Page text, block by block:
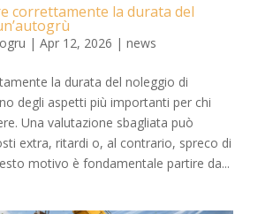
correttamente la durata del
| Apr 12, 2026 | news
la durata del noleggio di
degli aspetti più importanti per chi
Una valutazione sbagliata può
extra, ritardi o, al contrario, spreco di
motivo è fondamentale partire da...